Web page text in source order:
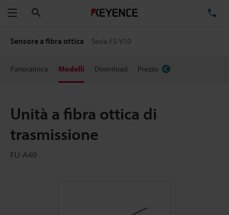
Menu
Sensore a fibra ottica Serie FS-V10
Panoramica Modelli Download Prezzo
Unità a fibra ottica di
trasmissione
FU-A40